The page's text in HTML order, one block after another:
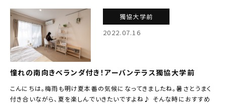
獨協大学前
2022.07.16
憧れの南向きベランダ付き！アーバンテラス獨協大学前
こんにちは。梅雨も明け夏本番の気候になってきましたね。暑さとうまく
付き合いながら、夏を楽しんでいきたいですよね♪ そんな時におすすめ